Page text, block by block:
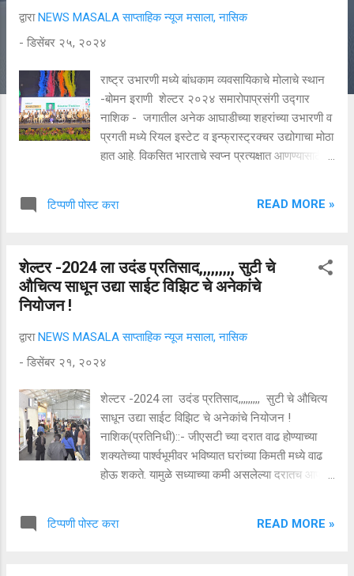
द्वाराNEWS MASALA साप्ताहिक न्यूज मसाला, नासिक
- डिसेंबर २५, २०२४
राष्ट्र उभारणी मध्ये बांधकाम व्यवसायिकाचे मोलाचे स्थान
-बोमन इराणी शेल्टर २०२४ समारोपाप्रसंगी उद्गार
नाशिक - जगातील अनेक आघाडीच्या शहरांच्या उभारणी व
प्रगती मध्ये रियल इस्टेट व इन्फ्रास्ट्रक्चर उद्योगाचा मोठा
हात आहे. विकसित भारताचे स्वप्न प्रत्यक्षात आणण्यासाठी
क्रेडाई चे अध्यक्ष बोमन इराणी यांनी केले. २० ते २५
समारोपप्रसंगी ते बोलत होते. यावेळी मंचावर महाराष्ट्र
राज्याच्या नगररचना विभागाच्या संचालक प्रतिभा भदाने,
ठक्कर, शेल्टर -2024 चे मार्गदर्शक दीपक बागड, क्रेडाई
नाशिक मेट्रोचे माजी अध्यक्ष जितुभाई ठक्कर, अविनाश
भायभंग, किरण चव्हाण, उमेश वानखेडे, रवी महाजन हे
मान्यवर उपस्थित होते. ...
टिप्पणी पोस्ट करा READ MORE »
शेल्टर -2024 ला उदंड प्रतिसाद,,,,,,,,, सुटी चे
औचित्य साधून उद्या साईट विझिट चे अनेकांचे
नियोजन !
द्वाराNEWS MASALA साप्ताहिक न्यूज मसाला, नासिक
- डिसेंबर २१, २०२४
शेल्टर -2024 ला उदंड प्रतिसाद,,,,,,,,, सुटी चे औचित्य
साधून उद्या साईट विझिट चे अनेकांचे नियोजन !
नाशिक(प्रतिनिधी)::- जीएसटी च्या दरात वाढ होण्याच्या
शक्यतेच्या पार्श्वभूमीवर भविष्यात घरांच्या किमती मध्ये वाढ
होऊ शकते. यामुळे सध्याच्या कमी असलेल्या दरातच आपली
अनेक साईट विझिट चे देखील नियोजन अनेकांनी केले
टिप्पणी पोस्ट करा READ MORE »